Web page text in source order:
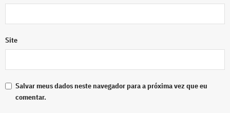
Site
Salvar meus dados neste navegador para a próxima vez que eu
comentar.